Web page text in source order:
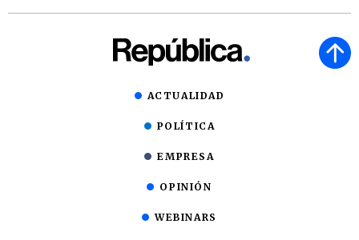
ACTUALIDAD
POLÍTICA
EMPRESA
OPINIÓN
WEBINARS